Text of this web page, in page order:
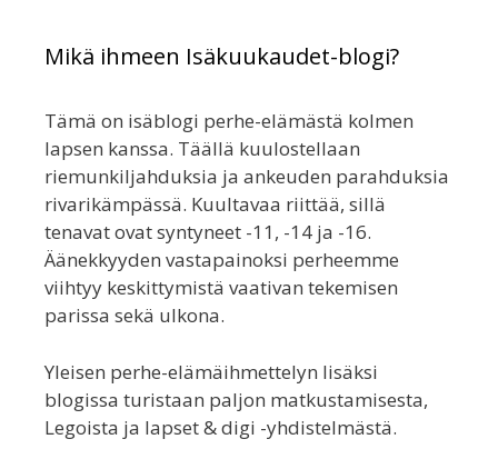
Mikä ihmeen Isäkuukaudet-blogi?
Tämä on isäblogi perhe-elämästä kolmen
lapsen kanssa. Täällä kuulostellaan
riemunkiljahduksia ja ankeuden parahduksia
rivarikämpässä. Kuultavaa riittää, sillä
tenavat ovat syntyneet -11, -14 ja -16.
Äänekkyyden vastapainoksi perheemme
viihtyy keskittymistä vaativan tekemisen
parissa sekä ulkona.
Yleisen perhe-elämäihmettelyn lisäksi
blogissa turistaan paljon matkustamisesta,
Legoista ja lapset & digi -yhdistelmästä.